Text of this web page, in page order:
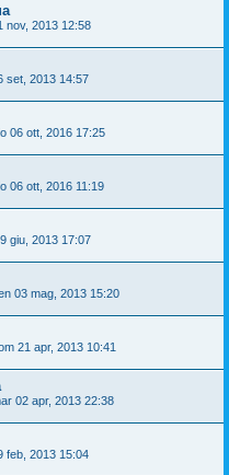
nov, 2013 12:58
set, 2013 14:57
06 ott, 2016 17:25
06 ott, 2016 11:19
giu, 2013 17:07
03 mag, 2013 15:20
21 apr, 2013 10:41
02 apr, 2013 22:38
feb, 2013 15:04